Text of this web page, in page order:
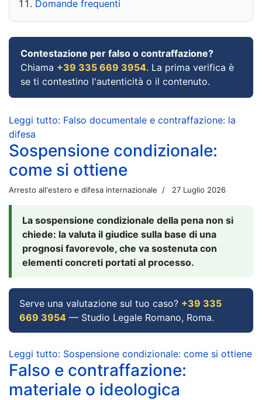
Domande frequenti
Contestazione per falso o contraffazione?
Chiama +39 335 669 3954. La prima verifica è
se ti contestino l'autenticità o il contenuto.
Leggi tutto: Falso documentale e contraffazione: la
difesa
Sospensione condizionale:
come si ottiene
Arresto all'estero e difesa internazionale 27 Luglio 2026
La sospensione condizionale della pena non si
chiede: la valuta il giudice sulla base di una
prognosi favorevole, che va sostenuta con
elementi concreti portati al processo.
Serve una valutazione sul tuo caso? +39 335
669 3954 — Studio Legale Romano, Roma.
Leggi tutto: Sospensione condizionale: come si ottiene
Falso e contraffazione:
materiale o ideologica